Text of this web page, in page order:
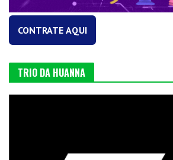
CONTRATE AQUI
TRIO DA HUANNA